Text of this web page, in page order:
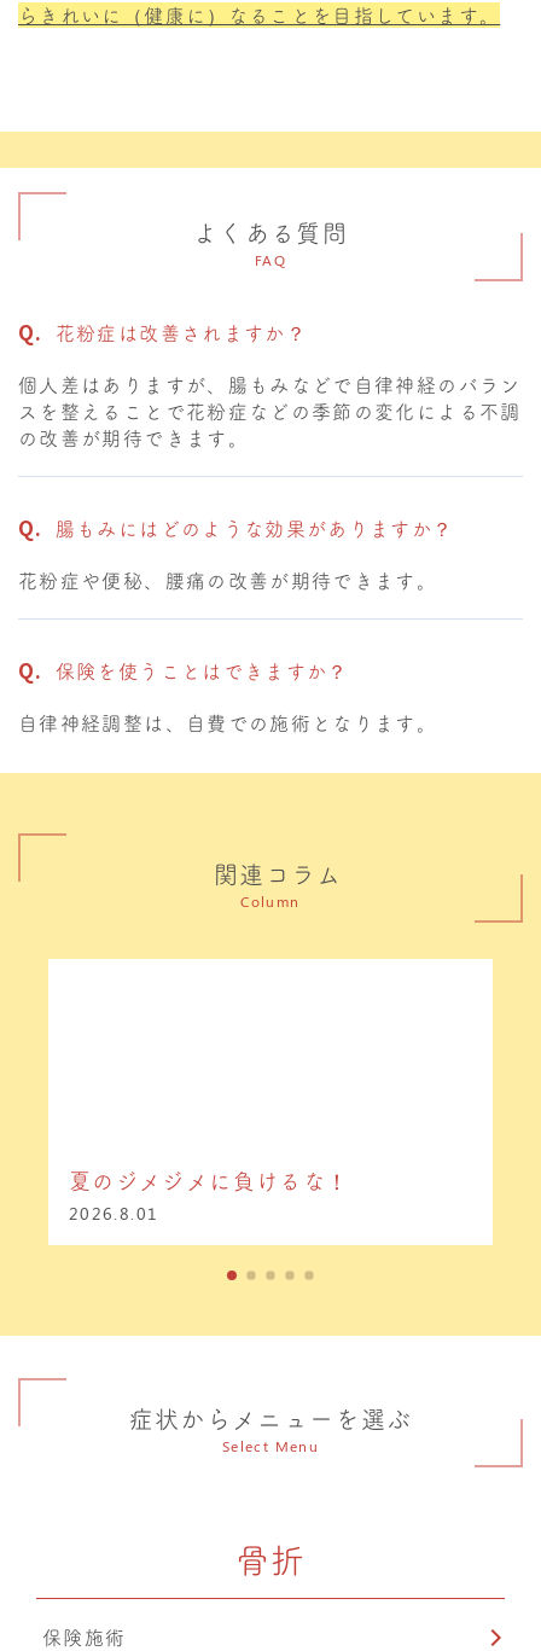
らきれいに（健康に）なることを目指しています。
よくある質問
FAQ
花粉症は改善されますか？
個人差はありますが、腸もみなどで自律神経のバラン
スを整えることで花粉症などの季節の変化による不調
の改善が期待できます。
腸もみにはどのような効果がありますか？
花粉症や便秘、腰痛の改善が期待できます。
保険を使うことはできますか？
自律神経調整は、自費での施術となります。
関連コラム
Column
夏のジメジメに負けるな！
2026.8.01
症状からメニューを選ぶ
Select Menu
骨折
保険施術